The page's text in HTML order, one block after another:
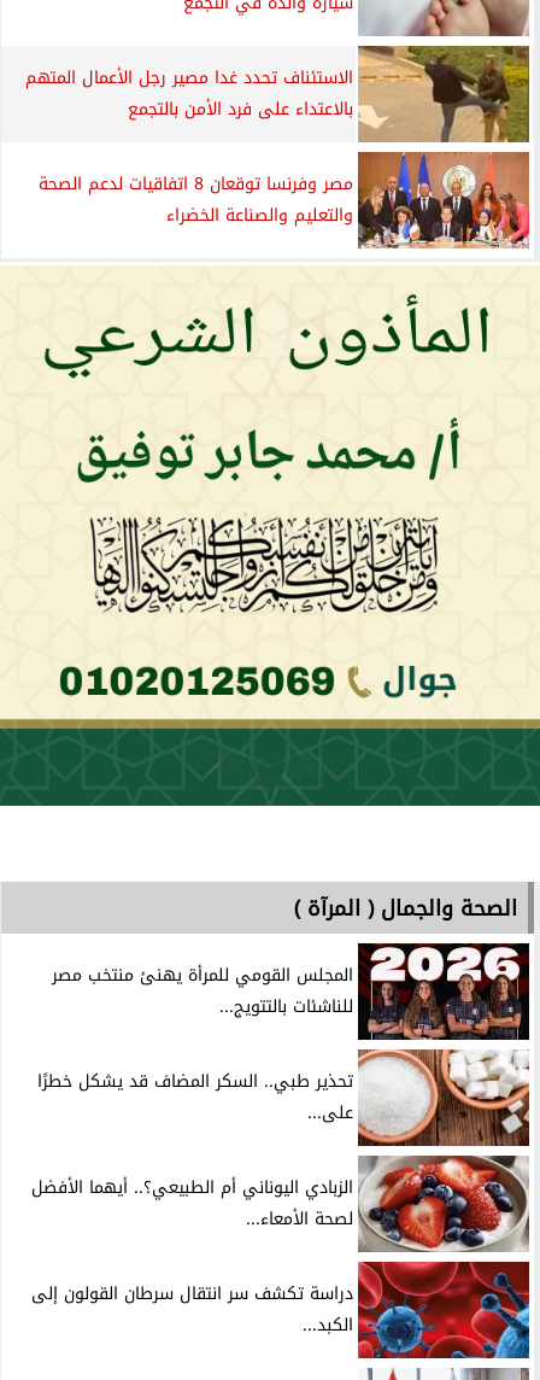
الاستئناف تحدد غدا مصير رجل الأعمال المتهم
بالاعتداء على فرد الأمن بالتجمع
مصر وفرنسا توقعان 8 اتفاقيات لدعم الصحة
والتعليم والصناعة الخضراء
الصحة والجمال ( المرآة )
المجلس القومي للمرأة يهنئ منتخب مصر
للناشئات بالتتويج...
تحذير طبي.. السكر المضاف قد يشكل خطرًا
على...
الزبادي اليوناني أم الطبيعي؟.. أيهما الأفضل
لصحة الأمعاء...
دراسة تكشف سر انتقال سرطان القولون إلى
الكبد...